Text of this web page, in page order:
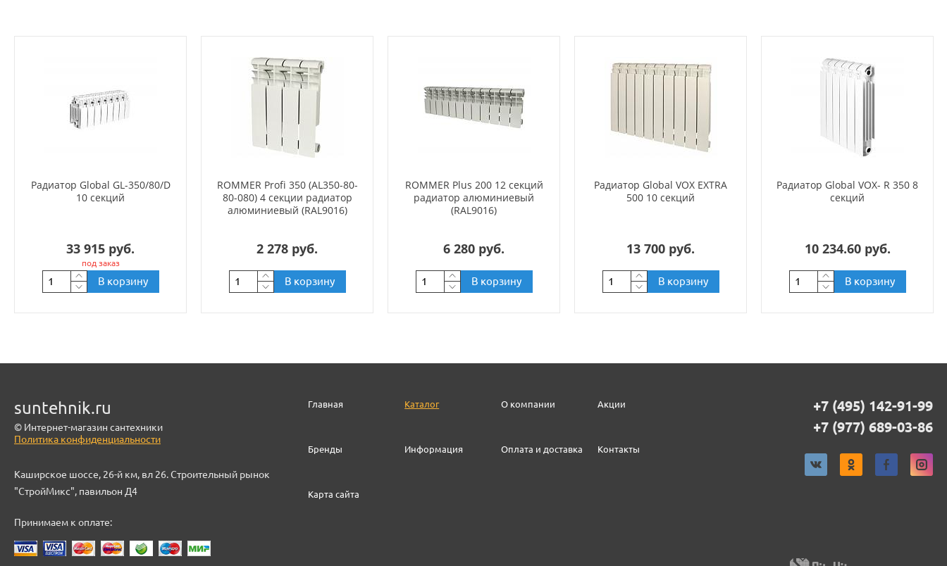
Радиатор Global GL-350/80/D
10 секций
33 915 руб.
под заказ
В корзину
ROMMER Profi 350 (AL350-80-
80-080) 4 секции радиатор
алюминиевый (RAL9016)
2 278 руб.
В корзину
ROMMER Plus 200 12 секций
радиатор алюминиевый
(RAL9016)
6 280 руб.
В корзину
Радиатор Global VOX EXTRA
500 10 секций
13 700 руб.
В корзину
Радиатор Global VOX- R 350 8
секций
10 234.60 руб.
В корзину
suntehnik.ru
© Интернет-магазин сантехники
Политика конфиденциальности
Каширское шоссе, 26-й км, вл 26. Строительный рынок
"СтройМикс", павильон Д4
Принимаем к оплате:
Главная Каталог О компании Акции
Бренды Информация Оплата и доставка Контакты
Карта сайта
+7 (495) 142-91-99
+7 (977) 689-03-86